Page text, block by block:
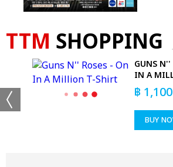
TTM SHOPPING
GUNS N''
IN A
฿ 1,100
BUY